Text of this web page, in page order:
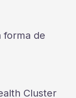
forma de
Cluster